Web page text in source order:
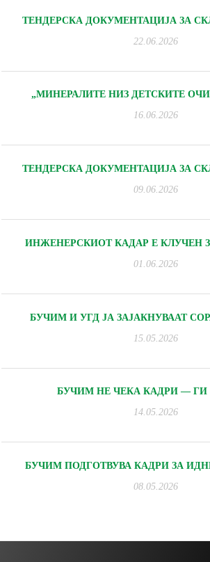
ТЕНДЕРСКА ДОКУМЕНТАЦИЈА ЗА
22.06.2026
„МИНЕРАЛИТЕ НИЗ ДЕТСКИТЕ
16.06.2026
ТЕНДЕРСКА ДОКУМЕНТАЦИЈА ЗА
09.06.2026
ИНЖЕНЕРСКИОТ КАДАР Е КЛУЧЕН
01.06.2026
БУЧИМ И УГД ЈА ЗАЈАКНУВААТ
15.05.2026
БУЧИМ НЕ ЧЕКА КАДРИ — ГИ
14.05.2026
БУЧИМ ПОДГОТВУВА КАДРИ ЗА
08.05.2026